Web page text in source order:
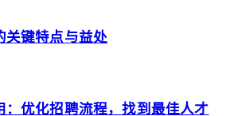
关键特点与益处
：优化招聘流程，找到最佳人才